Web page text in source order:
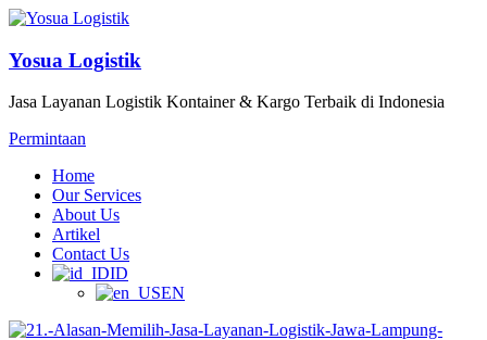
Yosua Logistik
Jasa Layanan Logistik Kontainer & Kargo Terbaik di Indonesia
Permintaan
Home
Our Services
About Us
Artikel
Contact Us
ID
EN